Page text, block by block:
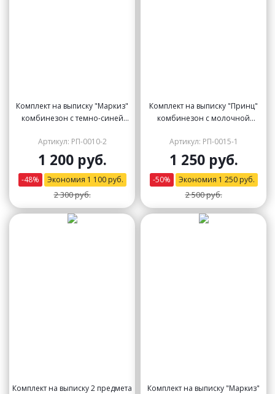
Комплект на выписку "Маркиз"
комбинезон с темно-синей
Артикул: РП-0010-2
1 200 руб.
-48% Экономия 1 100руб.
2 300 руб.
Комплект на выписку "Принц"
комбинезон с молочной
Артикул: РП-0015-1
1 250 руб.
-50% Экономия 1 250руб.
2 500 руб.
Комплект на выписку 2 предмета
Комплект на выписку "Маркиз"